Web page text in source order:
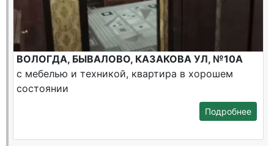
ВОЛОГДА, БЫВАЛОВО, КАЗАКОВА УЛ, №10А
с мебелью и техникой, квартира в хорошем
состоянии
Подробнее